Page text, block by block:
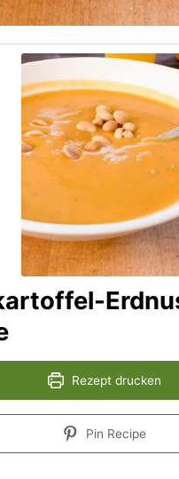
Rezept drucken
Pin Recipe